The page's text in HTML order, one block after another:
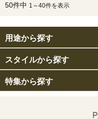
50件中 1～40件を表示
用途から探す
スタイルから探す
特集から探す